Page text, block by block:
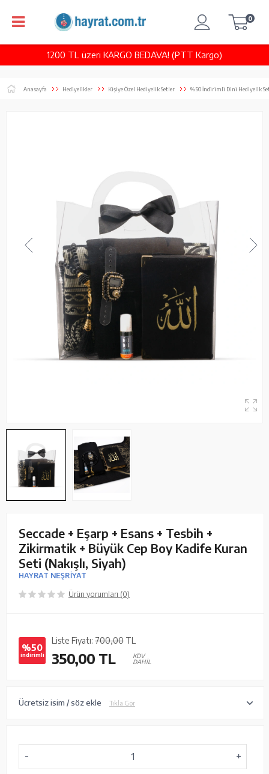
1200 TL üzeri KARGO BEDAVA! (PTT Kargo)
0
Anasayfa Hediyelikler Kişiye Özel Hediyelik Setler %50 İndirimli Dini Hediyelik
Seccade + Eşarp + Esans + Tesbih +
Zikirmatik + Büyük Cep Boy Kadife Kuran
Seti (Nakışlı, Siyah)
HAYRAT NEŞRİYAT
Ürün yorumları (0)
%50
indirimli
Liste Fiyatı: 700,00 TL
350,00 TL
KDV
DAHİL
Ücretsiz isim / söz ekle Tıkla Gör